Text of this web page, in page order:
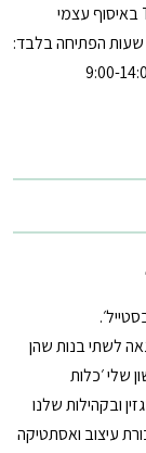
- מימוש הזכייה יעשה מול The Butcher's Furniture באיסוף עצמי
לשתי בנות שהן
הראשון שלי ׳כלות
ובקהילות שלנו
עיצוב ואסתטיקה